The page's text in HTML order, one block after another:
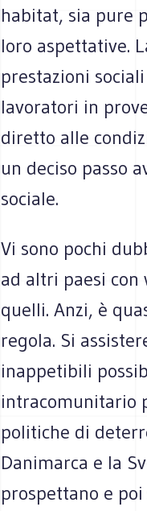
habitat, sia pure
loro aspettative.
prestazioni
lavoratori in
diretto alle
un deciso passo
sociale.
Vi sono pochi
ad altri paesi con
quelli. Anzi, è
regola. Si
inappetibili
intracomunitario
politiche di
Danimarca e la
prospettano e